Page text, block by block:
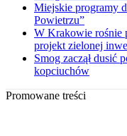
Miejskie programy
Powietrzu”
W Krakowie rośnie
projekt zielonej
Smog zaczął dusić
kopciuchów
Promowane treści